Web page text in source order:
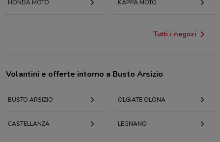
HONDA MOTO KAPPA MOTO
Tutti i negozi
Volantini e offerte intorno a Busto Arsizio
BUSTO ARSIZIO OLGIATE OLONA
CASTELLANZA LEGNANO